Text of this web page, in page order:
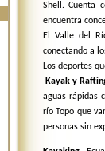
Shell. Cuenta
encuentra
El Valle del
conectando a
Los deportes
Kayak y
aguas rápidas
río Topo que
personas sin